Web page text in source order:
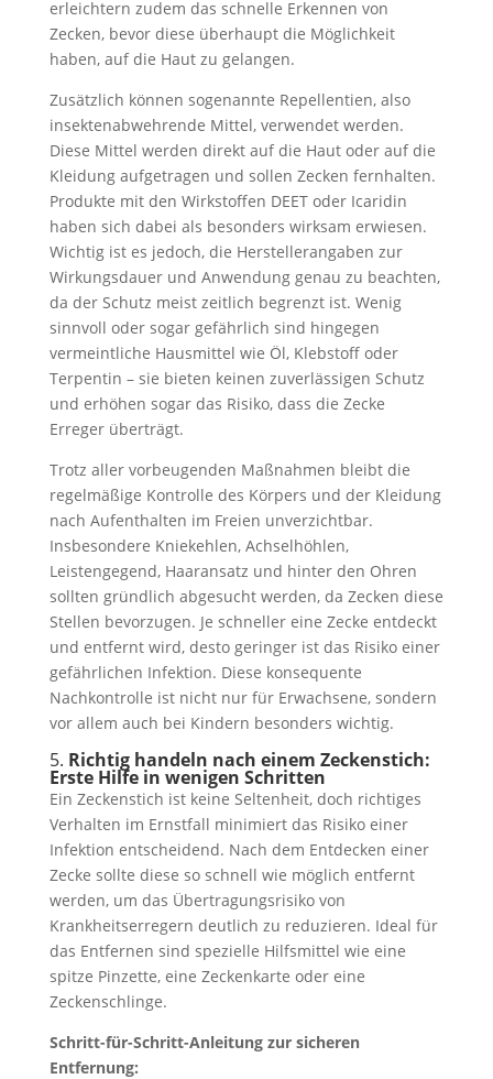
erleichtern zudem das schnelle Erkennen von
Zecken, bevor diese überhaupt die Möglichkeit
haben, auf die Haut zu gelangen.
Zusätzlich können sogenannte Repellentien, also
insektenabwehrende Mittel, verwendet werden.
Diese Mittel werden direkt auf die Haut oder auf die
Kleidung aufgetragen und sollen Zecken fernhalten.
Produkte mit den Wirkstoffen DEET oder Icaridin
haben sich dabei als besonders wirksam erwiesen.
Wichtig ist es jedoch, die Herstellerangaben zur
Wirkungsdauer und Anwendung genau zu beachten,
da der Schutz meist zeitlich begrenzt ist. Wenig
sinnvoll oder sogar gefährlich sind hingegen
vermeintliche Hausmittel wie Öl, Klebstoff oder
Terpentin – sie bieten keinen zuverlässigen Schutz
und erhöhen sogar das Risiko, dass die Zecke
Erreger überträgt.
Trotz aller vorbeugenden Maßnahmen bleibt die
regelmäßige Kontrolle des Körpers und der Kleidung
nach Aufenthalten im Freien unverzichtbar.
Insbesondere Kniekehlen, Achselhöhlen,
Leistengegend, Haaransatz und hinter den Ohren
sollten gründlich abgesucht werden, da Zecken diese
Stellen bevorzugen. Je schneller eine Zecke entdeckt
und entfernt wird, desto geringer ist das Risiko einer
gefährlichen Infektion. Diese konsequente
Nachkontrolle ist nicht nur für Erwachsene, sondern
vor allem auch bei Kindern besonders wichtig.
5. Richtig handeln nach einem Zeckenstich:
Erste Hilfe in wenigen Schritten
Ein Zeckenstich ist keine Seltenheit, doch richtiges
Verhalten im Ernstfall minimiert das Risiko einer
Infektion entscheidend. Nach dem Entdecken einer
Zecke sollte diese so schnell wie möglich entfernt
werden, um das Übertragungsrisiko von
Krankheitserregern deutlich zu reduzieren. Ideal für
das Entfernen sind spezielle Hilfsmittel wie eine
spitze Pinzette, eine Zeckenkarte oder eine
Zeckenschlinge.
Schritt-für-Schritt-Anleitung zur sicheren
Entfernung: